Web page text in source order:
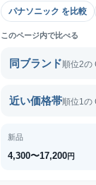
パナソニック を比較
このページ内で比べる
同ブランド 順位2の
近い価格帯順位1の
新品
4,300〜17,200円